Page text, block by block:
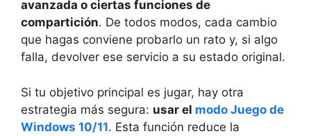
avanzada o ciertas funciones de
compartición. De todos modos, cada cambio
que hagas conviene probarlo un rato y, si algo
falla, devolver ese servicio a su estado original.
Si tu objetivo principal es jugar, hay otra
estrategia más segura: usar el modo Juego de
Windows 10/11. Esta función reduce la